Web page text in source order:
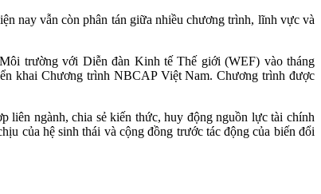
nay vẫn còn phân tán giữa nhiều chương trình, lĩnh vực và
trường với Diễn đàn Kinh tế Thế giới (WEF) vào tháng
khai Chương trình NBCAP Việt Nam. Chương trình được
liên ngành, chia sẻ kiến thức, huy động nguồn lực tài chính
của hệ sinh thái và cộng đồng trước tác động của biến đổi